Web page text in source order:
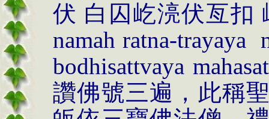
伏 白囚屹湸伏亙扣
namah ratna-trayaya
bodhisattvaya maha
讚佛號三遍，此稱